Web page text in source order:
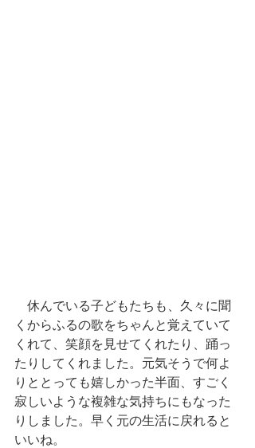
休んでいる子どもたちも、久々に聞
くからふるの歌をちゃんと覚えていて
くれて、笑顔を見せてくれたり、踊っ
たりしてくれました。元気そうで何よ
りととっても嬉しかった半面、すごく
寂しいような複雑な気持ちにもなった
りしました。早く元の生活に戻れると
いいね。